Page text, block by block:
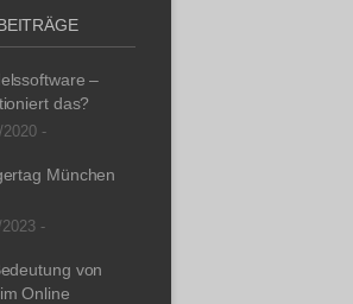
–
das?
2020 -
München
-
von
Online